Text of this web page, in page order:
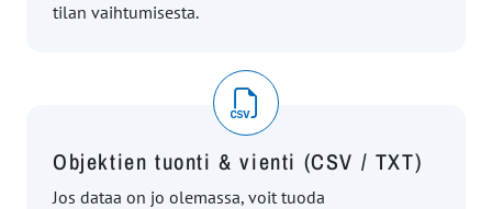
tilan vaihtumisesta.
Objektien tuonti & vienti (CSV / TXT)
Jos dataa on jo olemassa, voit tuoda